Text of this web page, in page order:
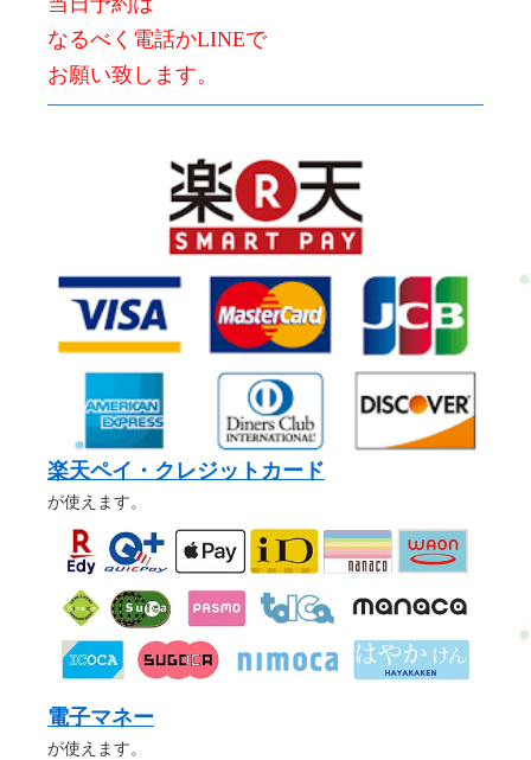
なるべく電話かLINEで
お願い致します。
楽天ペイ・クレジットカード
が使えます。
電子マネー
が使えます。